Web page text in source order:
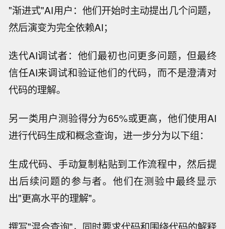
"渐进式"AI用户：他们开始时主动提出几个问题，
然后演变为完全依赖AI；
迭代AI调试者：他们最初也问更多问题，但最终
信任AI来调试和验证他们的代码，而不是澄清对
代码的理解。
另一类用户测验得分为65%或更高，他们使用AI
进行代码生成和概念查询，进一步分为以下组：
生成代码、手动复制粘贴到工作流程中，然后提
出后续问题的参与者。他们在测验中最终显示
出"更高水平的理解"。